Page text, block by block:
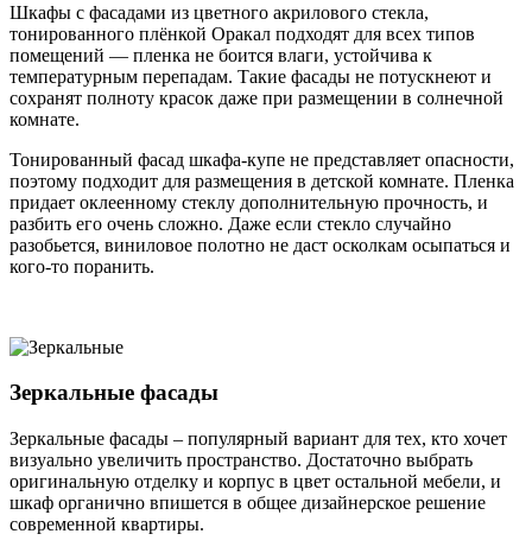
Шкафы с фасадами из цветного акрилового стекла,
тонированного плёнкой Оракал подходят для всех типов
помещений — пленка не боится влаги, устойчива к
температурным перепадам. Такие фасады не потускнеют и
сохранят полноту красок даже при размещении в солнечной
комнате.
Тонированный фасад шкафа-купе не представляет опасности,
поэтому подходит для размещения в детской комнате. Пленка
придает оклеенному стеклу дополнительную прочность, и
разбить его очень сложно. Даже если стекло случайно
разобьется, виниловое полотно не даст осколкам осыпаться и
кого-то поранить.
Зеркальные фасады
Зеркальные фасады – популярный вариант для тех, кто хочет
визуально увеличить пространство. Достаточно выбрать
оригинальную отделку и корпус в цвет остальной мебели, и
шкаф органично впишется в общее дизайнерское решение
современной квартиры.